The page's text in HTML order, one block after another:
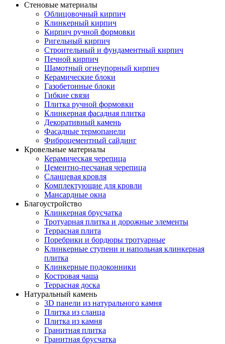
Стеновые материалы
Облицовочный кирпич
Клинкерный кирпич
Кирпич ручной формовки
Ригельный кирпич
Строительный и фундаментный кирпич
Печной кирпич
Шамотный огнеупорный кирпич
Керамические блоки
Газобетонные блоки
Гибкие связи
Плитка ручной формовки
Клинкерная фасадная плитка
Декоративный камень
Фасадные термопанели
Фиброцементный сайдинг
Кровельные материалы
Керамическая черепица
Цементно-песчаная черепица
Сланцевая кровля
Комплектующие для кровли
Мансардные окна
Благоустройство
Клинкерная брусчатка
Тротуарная плитка и дорожные элементы
Террасная плита
Поребрики и бордюры тротуарные
Клинкерные ступени и напольная клинкерная
плитка
Клинкерные подоконники
Костровая чаша
Террасная доска
Натуральный камень
3D панели из натурального камня
Плитка из сланца
Плитка из камня
Гранитная плитка
Гранитная брусчатка